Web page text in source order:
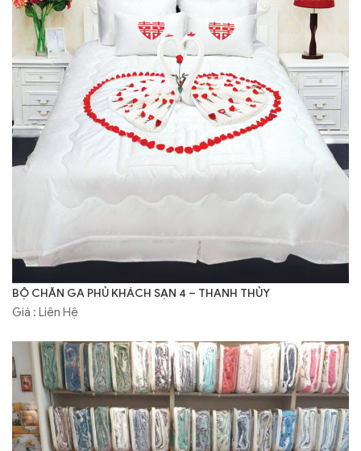
BỘ CHĂN GA PHỦ KHÁCH SẠN 4 – THANH THỦY
Giá : Liên Hệ